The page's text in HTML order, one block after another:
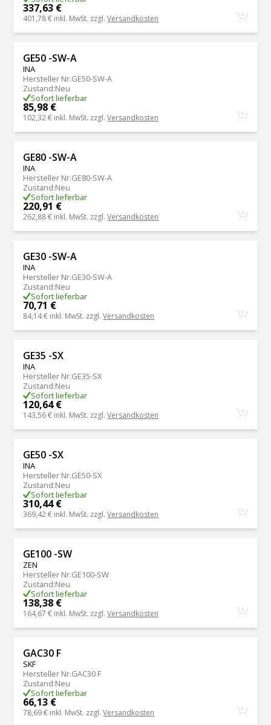
337,63 €
401,78 € inkl. MwSt. zzgl.Versandkosten
GE50 -SW-A
INA
Hersteller Nr.GE50-SW-A
Zustand:Neu
Sofort lieferbar
85,98 €
102,32 € inkl. MwSt. zzgl.Versandkosten
GE80 -SW-A
INA
Hersteller Nr.GE80-SW-A
Zustand:Neu
Sofort lieferbar
220,91 €
262,88 € inkl. MwSt. zzgl.Versandkosten
GE30 -SW-A
INA
Hersteller Nr.GE30-SW-A
Zustand:Neu
Sofort lieferbar
70,71 €
84,14 € inkl. MwSt. zzgl.Versandkosten
GE35 -SX
INA
Hersteller Nr.GE35-SX
Zustand:Neu
Sofort lieferbar
120,64 €
143,56 € inkl. MwSt. zzgl.Versandkosten
GE50 -SX
INA
Hersteller Nr.GE50-SX
Zustand:Neu
Sofort lieferbar
310,44 €
369,42 € inkl. MwSt. zzgl.Versandkosten
GE100 -SW
ZEN
Hersteller Nr.GE100-SW
Zustand:Neu
Sofort lieferbar
138,38 €
164,67 € inkl. MwSt. zzgl.Versandkosten
GAC30 F
SKF
Hersteller Nr.GAC30 F
Zustand:Neu
Sofort lieferbar
66,13 €
78,69 € inkl. MwSt. zzgl.Versandkosten